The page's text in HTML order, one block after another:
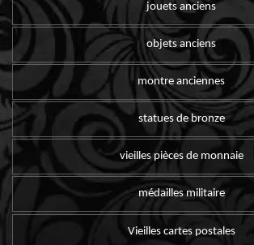
jouets anciens
objets anciens
montre anciennes
statues de bronze
vieilles pièces de monnaie
médailles militaire
Vieilles cartes postales